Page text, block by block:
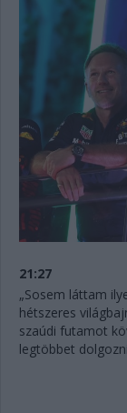
21:27
„Sosem láttam
hétszeres
szaúdi futamot
legtöbbet